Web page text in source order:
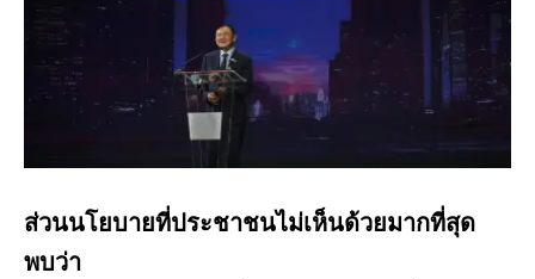
ส่วนนโยบายที่ประชาชนไม่เห็นด้วยมากที่สุด
พบว่า